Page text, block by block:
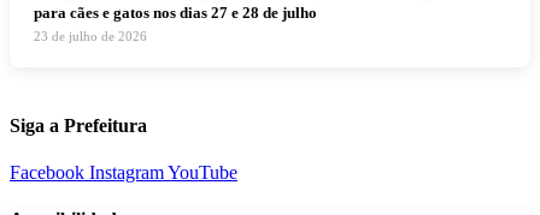
para cães e gatos nos dias 27 e 28 de julho
23 de julho de 2026
Siga a Prefeitura
Facebook InstagramYouTube